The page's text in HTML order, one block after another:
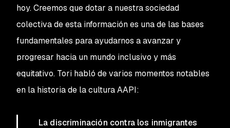
hoy. Creemos que dotar a nuestra sociedad
colectiva de esta información es una de las bases
fundamentales para ayudarnos a avanzar y
progresar hacia un mundo inclusivo y más
equitativo. Tori habló de varios momentos notables
en la historia de la cultura AAPI:
La discriminación contra los inmigrantes